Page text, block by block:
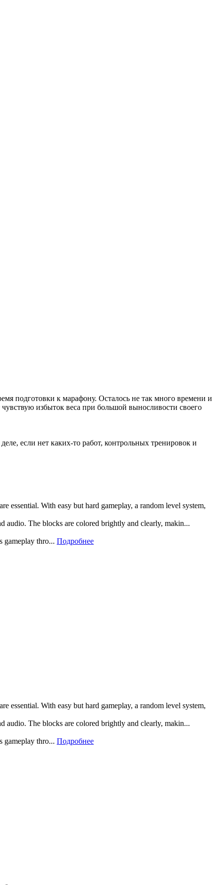
подготовки к марафону. Осталось не так много времени и
избыток веса при большой выносливости своего
если нет каких-то работ, контрольных тренировок и
essential. With easy but hard gameplay, a random level system,
audio. The blocks are colored brightly and clearly, makin...
gameplay thro... Подробнее
essential. With easy but hard gameplay, a random level system,
audio. The blocks are colored brightly and clearly, makin...
gameplay thro... Подробнее